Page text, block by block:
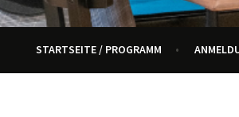
ENNETRAUM –
KULTUR, KURSE UND VERANSTALTUNGEN
STARTSEITE / PROGRAMM